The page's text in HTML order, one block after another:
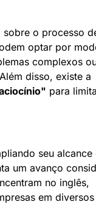
o processo
optar por
complexos
disso, existe a
para
seu alcance
um avanço
no inglês,
em diversos